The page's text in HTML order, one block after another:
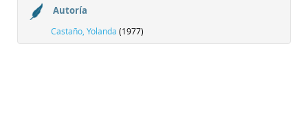
Autoría
Castaño, Yolanda (1977)